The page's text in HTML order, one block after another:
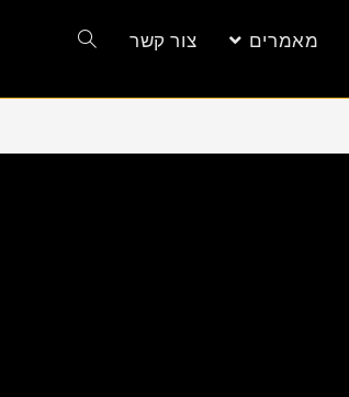
מאמרים צור קשר